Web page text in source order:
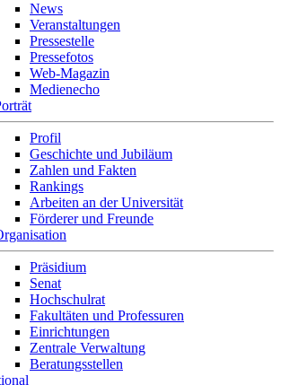
News
Veranstaltungen
Pressestelle
Pressefotos
Web-Magazin
Medienecho
Profil
Geschichte und Jubiläum
Zahlen und Fakten
Rankings
Arbeiten an der Universität
Förderer und Freunde
Präsidium
Senat
Hochschulrat
Fakultäten und Professuren
Einrichtungen
Zentrale Verwaltung
Beratungsstellen